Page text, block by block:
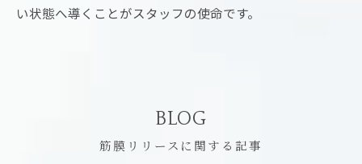
い状態へ導くことがスタッフの使命です。
BLOG
筋膜リリースに関する記事